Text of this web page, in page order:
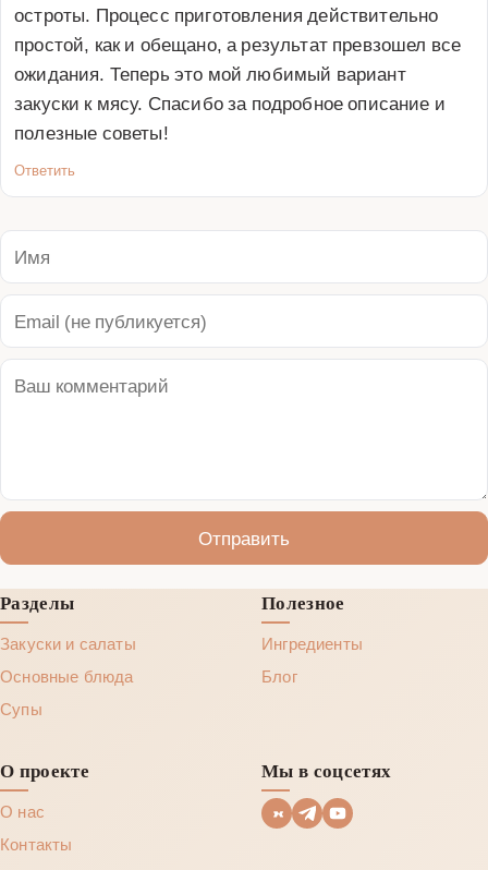
остроты. Процесс приготовления действительно
простой, как и обещано, а результат превзошел все
ожидания. Теперь это мой любимый вариант
закуски к мясу. Спасибо за подробное описание и
полезные советы!
Ответить
Отправить
Разделы
Закуски и салаты
Основные блюда
Супы
Полезное
Ингредиенты
Блог
О проекте
О нас
Контакты
Мы в соцсетях